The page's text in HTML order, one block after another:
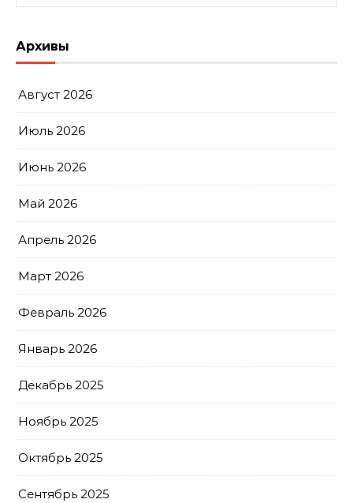
Архивы
Август 2026
Июль 2026
Июнь 2026
Май 2026
Апрель 2026
Март 2026
Февраль 2026
Январь 2026
Декабрь 2025
Ноябрь 2025
Октябрь 2025
Сентябрь 2025